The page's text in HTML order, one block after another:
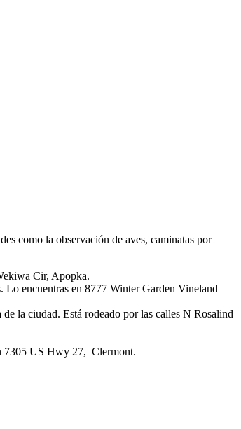
como la observación de aves, caminatas por
Cir, Apopka.
Lo encuentras en 8777 Winter Garden Vineland
la ciudad. Está rodeado por las calles N Rosalind
7305 US Hwy 27, Clermont.